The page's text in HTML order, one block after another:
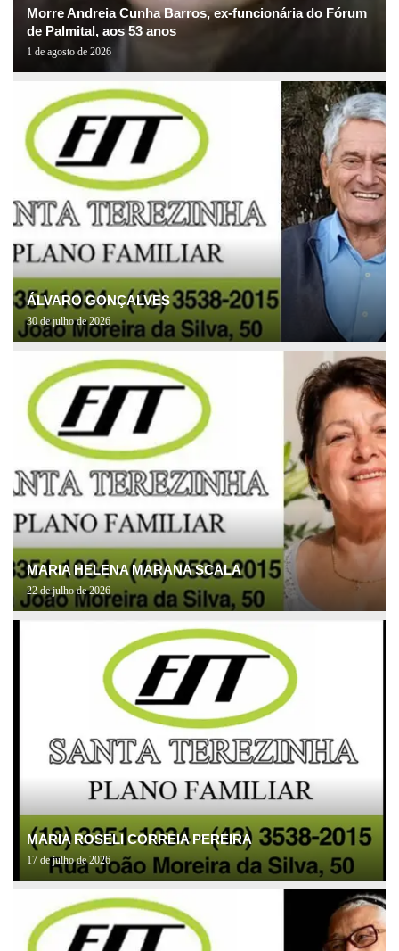
Morre Andreia Cunha Barros, ex-funcionária do Fórum
de Palmital, aos 53 anos
1 de agosto de 2026
ÁLVARO GONÇALVES
30 de julho de 2026
MARIA HELENA MARANA SCALA
22 de julho de 2026
MARIA ROSELI CORREIA PEREIRA
17 de julho de 2026